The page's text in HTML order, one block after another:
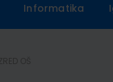
Informatika